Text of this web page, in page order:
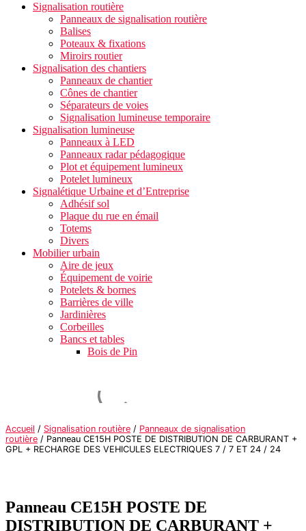
Signalisation routière
Panneaux de signalisation routière
Balises
Poteaux & fixations
Miroirs routier
Signalisation des chantiers
Panneaux de chantier
Cônes de chantier
Séparateurs de voies
Signalisation lumineuse temporaire
Signalisation lumineuse
Panneaux à LED
Panneaux radar pédagogique
Plot et équipement lumineux
Potelet lumineux
Signalétique Urbaine et d’Entreprise
Adhésif sol
Plaque du rue en émail
Totems
Divers
Mobilier urbain
Aire de jeux
Équipement de voirie
Potelets & bornes
Barrières de ville
Jardinières
Corbeilles
Bancs et tables
Bois de Pin
Accueil / Signalisation routière / Panneaux de signalisation
routière / Panneau CE15H POSTE DE DISTRIBUTION DE CARBURANT +
GPL + RECHARGE DES VEHICULES ELECTRIQUES 7 / 7 ET 24 / 24
Panneau CE15H POSTE DE
DISTRIBUTION DE CARBURANT +